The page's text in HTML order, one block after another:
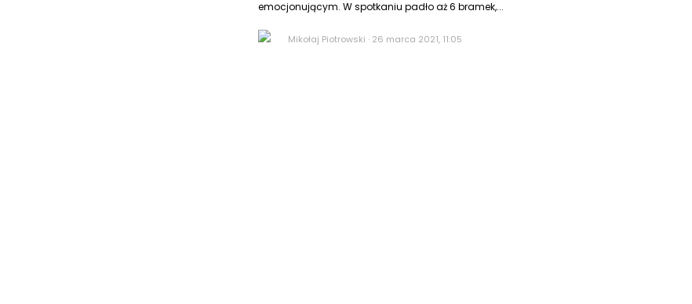
emocjonującym. W spotkaniu padło aż 6 bramek,...
Mikołaj Piotrowski · 26 marca 2021, 11:05